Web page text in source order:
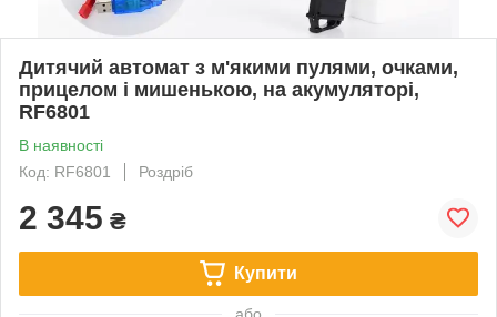
Дитячий автомат з м'якими пулями, очками,
прицелом і мишенькою, на акумуляторі,
RF6801
В наявності
Код: RF6801
Роздріб
2 345 ₴
Купити
або